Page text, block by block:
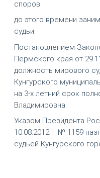
споров.
до этого времени
судьи.
Постановлением
Пермского края от
должность мирового
Кунгурского
на 3-х летний срок
Владимировна.
Указом Президента
10.08.2012 г. № 1159
судьей Кунгурского